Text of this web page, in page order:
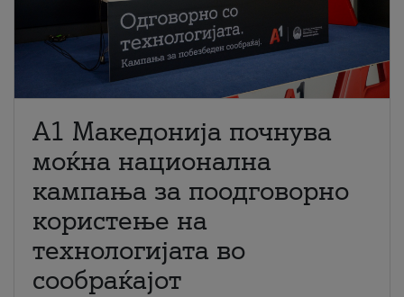
A1 Македонија почнува
моќна национална
кампања за поодговорно
користење на
технологијата во
сообраќајот